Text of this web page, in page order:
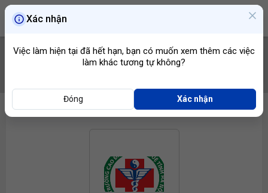
Xác nhận
Việc làm hiện tại đã hết hạn, bạn có muốn xem thêm các việc
làm khác tương tự không?
Đóng Xác nhận